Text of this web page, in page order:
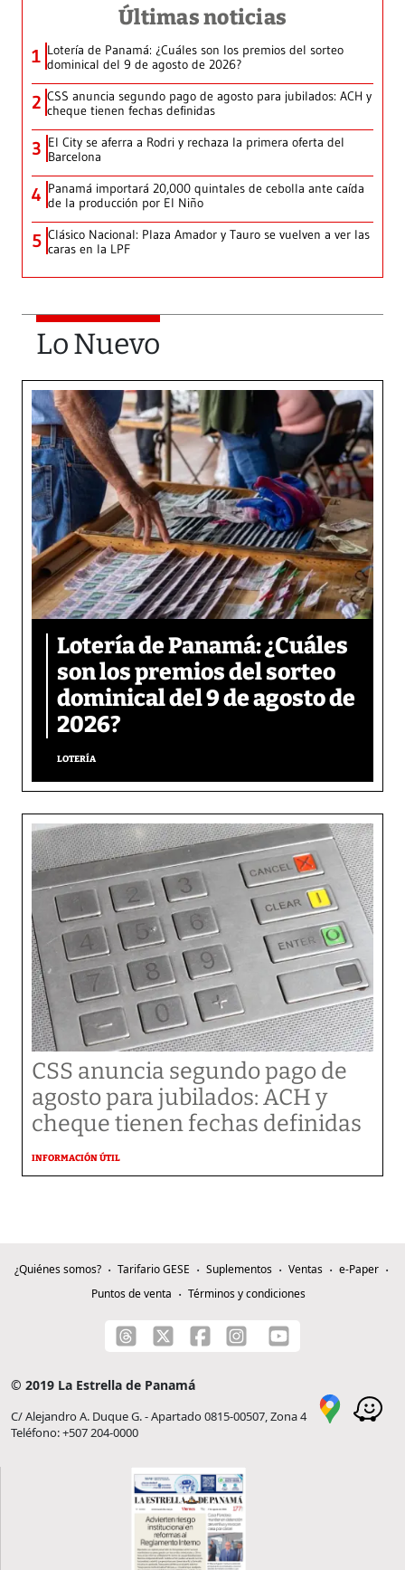
Últimas noticias
1 Lotería de Panamá: ¿Cuáles son los premios del sorteo
dominical del 9 de agosto de 2026?
2 CSS anuncia segundo pago de agosto para jubilados: ACH y
cheque tienen fechas definidas
3 El City se aferra a Rodri y rechaza la primera oferta del
Barcelona
4 Panamá importará 20,000 quintales de cebolla ante caída
de la producción por El Niño
5 Clásico Nacional: Plaza Amador y Tauro se vuelven a ver las
caras en la LPF
Lo Nuevo
Lotería de Panamá: ¿Cuáles
son los premios del sorteo
dominical del 9 de agosto de
2026?
LOTERÍA
CSS anuncia segundo pago de
agosto para jubilados: ACH y
cheque tienen fechas definidas
INFORMACIÓN ÚTIL
¿Quiénes somos? Tarifario GESE Suplementos Ventas
e-Paper
Puntos de venta
Términos y condiciones
© 2019 La Estrella de Panamá
C/ Alejandro A. Duque G. - Apartado 0815-00507, Zona 4
Teléfono: +507 204-0000